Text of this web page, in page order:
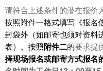
请符合上述条件的潜在报价
按照附件一格式填写《报名
封袋外（如邮寄也须对资料
表）。 按照附件二的要求提
择现场报名或邮寄方式报名